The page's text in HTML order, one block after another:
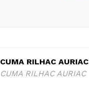
CUMA RILHAC AURIAC
CUMA RILHAC AURIAC